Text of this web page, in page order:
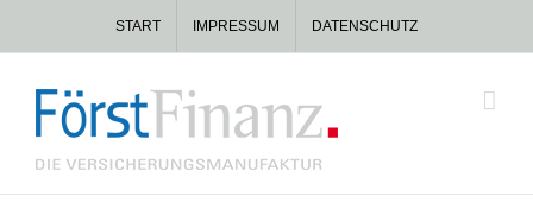
springen
START IMPRESSUM DATENSCHUTZ